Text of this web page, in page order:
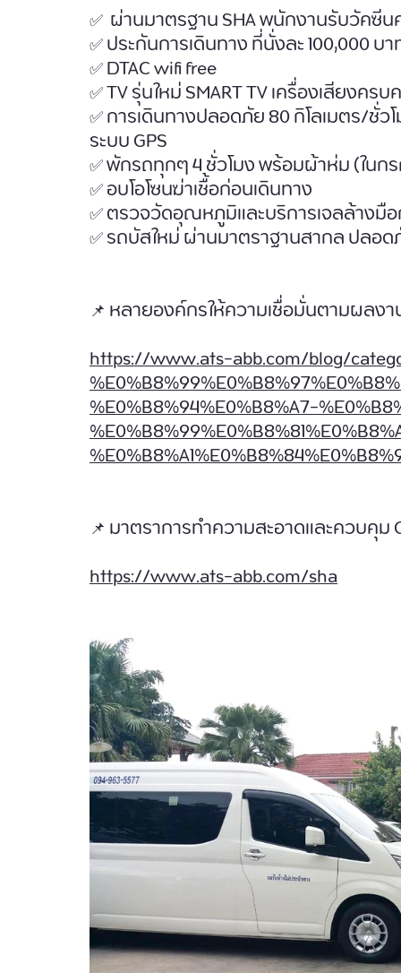
✅  ผ่านมาตรฐาน SHA พนักงานรับวัคซีน
✅ ประกันการเดินทาง ที่นั่งละ 100,000 บ
✅ DTAC wifi free
✅ TV รุ่นใหม่ SMART TV เครื่องเสียงค
✅ การเดินทางปลอดภัย 80 กิโลเมตร/ชั่
ระบบ GPS
✅ พักรถทุกๆ 4 ชั่วโมง พร้อมผ้าห่ม (ในก
✅ อบโอโซนฆ่าเชื้อก่อนเดินทาง
✅ ตรวจวัดอุณหภูมิและบริการเจลล้าง
✅ รถบัสใหม่ ผ่านมาตราฐานสากล ปลอ
📌 หลายองค์กรให้ความเชื่อมั่นตามผลง
https://www.ats-abb.com/blog/
%E0%B8%94%E0%B8%A7-
📌 มาตราการทำความสะอาดและควบคุม
https://www.ats-abb.com/sha